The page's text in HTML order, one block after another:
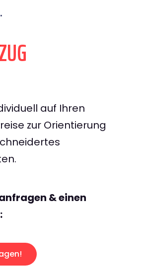
auf Ihren
zur Orientierung
& einen